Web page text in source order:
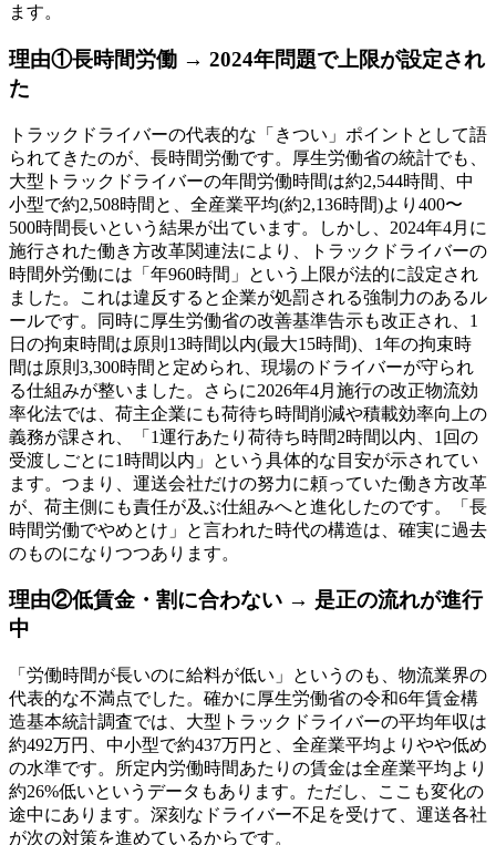
ます。
理由①長時間労働 → 2024年問題で上限が設定され
た
トラックドライバーの代表的な「きつい」ポイントとして語
られてきたのが、長時間労働です。厚生労働省の統計でも、
大型トラックドライバーの年間労働時間は約2,544時間、中
小型で約2,508時間と、全産業平均(約2,136時間)より400〜
500時間長いという結果が出ています。しかし、2024年4月に
施行された働き方改革関連法により、トラックドライバーの
時間外労働には「年960時間」という上限が法的に設定され
ました。これは違反すると企業が処罰される強制力のあるル
ールです。同時に厚生労働省の改善基準告示も改正され、1
日の拘束時間は原則13時間以内(最大15時間)、1年の拘束時
間は原則3,300時間と定められ、現場のドライバーが守られ
る仕組みが整いました。さらに2026年4月施行の改正物流効
率化法では、荷主企業にも荷待ち時間削減や積載効率向上の
義務が課され、「1運行あたり荷待ち時間2時間以内、1回の
受渡しごとに1時間以内」という具体的な目安が示されてい
ます。つまり、運送会社だけの努力に頼っていた働き方改革
が、荷主側にも責任が及ぶ仕組みへと進化したのです。「長
時間労働でやめとけ」と言われた時代の構造は、確実に過去
のものになりつつあります。
理由②低賃金・割に合わない → 是正の流れが進行
中
「労働時間が長いのに給料が低い」というのも、物流業界の
代表的な不満点でした。確かに厚生労働省の令和6年賃金構
造基本統計調査では、大型トラックドライバーの平均年収は
約492万円、中小型で約437万円と、全産業平均よりやや低め
の水準です。所定内労働時間あたりの賃金は全産業平均より
約26%低いというデータもあります。ただし、ここも変化の
途中にあります。深刻なドライバー不足を受けて、運送各社
が次の対策を進めているからです。